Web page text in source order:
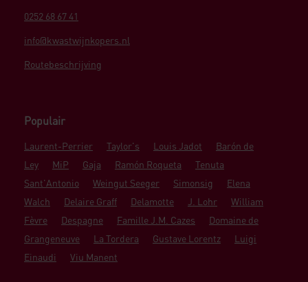
0252 68 67 41
info@kwastwijnkopers.nl
Routebeschrijving
Populair
Laurent-Perrier Taylor's Louis Jadot
Barón de
Ley
MiP Gaja Ramón Roqueta
Tenuta
Sant'Antonio
Weingut Seeger Simonsig
Elena
Walch
Delaire Graff Delamotte J. Lohr
William
Fèvre
Despagne Famille J.M. Cazes
Domaine de
Grangeneuve
La Tordera Gustave Lorentz
Luigi
Einaudi
Viu Manent